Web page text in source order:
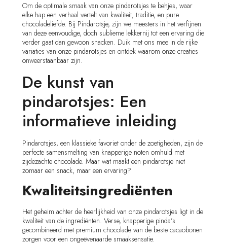
Om de optimale smaak van onze pindarotsjes te behjes, waar
elke hap een verhaal vertelt van kwaliteit, traditie, en pure
chocoladeliefde. Bij Pindarotsje, zijn we meesters in het verfijnen
van deze eenvoudige, doch sublieme lekkernij tot een ervaring die
verder gaat dan gewoon snacken. Duik met ons mee in de rijke
variaties van onze pindarotsjes en ontdek waarom onze creaties
onweerstaanbaar zijn.
De kunst van
pindarotsjes: Een
informatieve inleiding
Pindarotsjes, een klassieke favoriet onder de zoetigheden, zijn de
perfecte samensmelting van knapperige noten omhuld met
zijdezachte chocolade. Maar wat maakt een pindarotsje niet
zomaar een snack, maar een ervaring?
Kwaliteitsingrediënten
Het geheim achter de heerlijkheid van onze pindarotsjes ligt in de
kwaliteit van de ingrediënten. Verse, knapperige pinda’s
gecombineerd met premium chocolade van de beste cacaobonen
zorgen voor een ongeëvenaarde smaaksensatie.